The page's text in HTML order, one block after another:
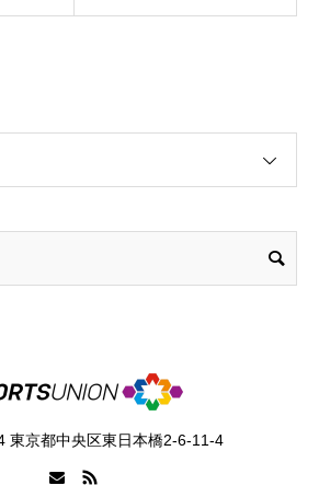
東京都中央区東日本橋2-6-11-4